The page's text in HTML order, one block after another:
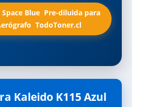
Blue  Pre-diluida para
 TodoToner.cl
Kaleido K115 Azul